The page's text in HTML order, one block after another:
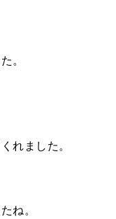
。
れました。
ね。